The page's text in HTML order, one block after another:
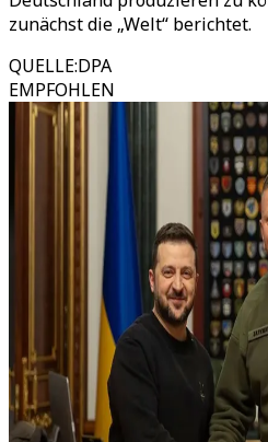
zunächst die „Welt“ berichtet.
QUELLE:DPA
EMPFOHLEN